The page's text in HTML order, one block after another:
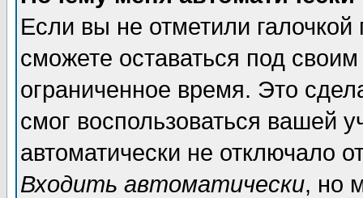
Если вы не отметили галочкой
сможете оставаться под
ограниченное время. Это
смог воспользоваться вашей
автоматически не отключало
Входить автоматически, но